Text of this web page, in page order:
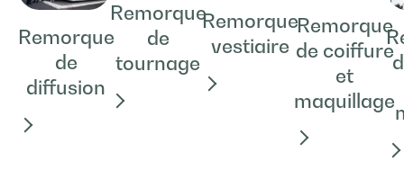
Remorque
de
diffusion
Remorque
de
tournage
Remorque
vestiaire
Remorque
de coiffure
et
maquillage